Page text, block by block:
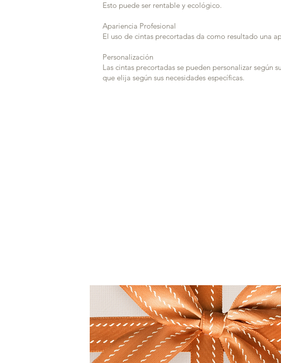
Esto puede ser rentable y ecológico.
Apariencia Profesional
El uso de cintas precortadas da como resultado una
Personalización
Las cintas precortadas se pueden personalizar según
que elija según sus necesidades específicas.